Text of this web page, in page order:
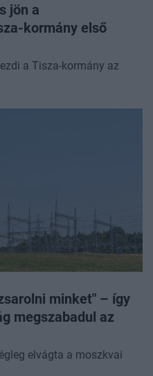
jön a
kormány első
a Tisza-kormány az
minket" – így
megszabadul az
elvágta a moszkvai